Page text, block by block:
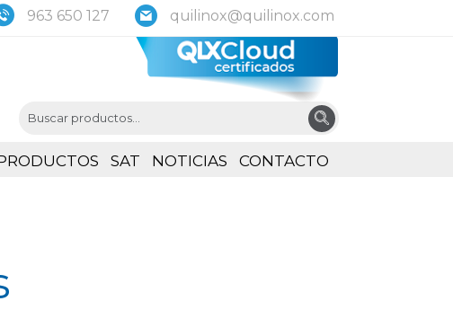
963 650 127 quilinox@quilinox.com
SAT NOTICIAS CONTACTO